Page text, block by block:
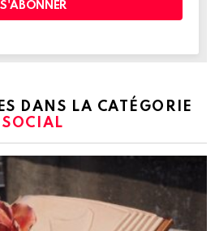
DANS LA CATÉGORIE
SOCIAL